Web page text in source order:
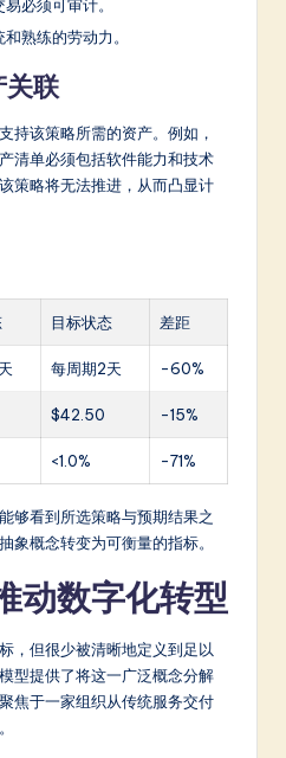
必须可审计。
熟练的劳动力。
联
持该策略所需的资产。例如，
清单必须包括软件能力和技术
策略将无法推进，从而凸显计
目标状态 差距
每周期2天 -60%
$42.50 -15%
<1.0% -71%
够看到所选策略与预期结果之
象概念转变为可衡量的指标。
动数字化转型
，但很少被清晰地定义到足以
型提供了将这一广泛概念分解
焦于一家组织从传统服务交付